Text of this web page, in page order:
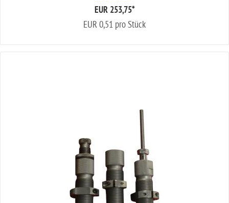
EUR 253,75*
EUR 0,51 pro Stück